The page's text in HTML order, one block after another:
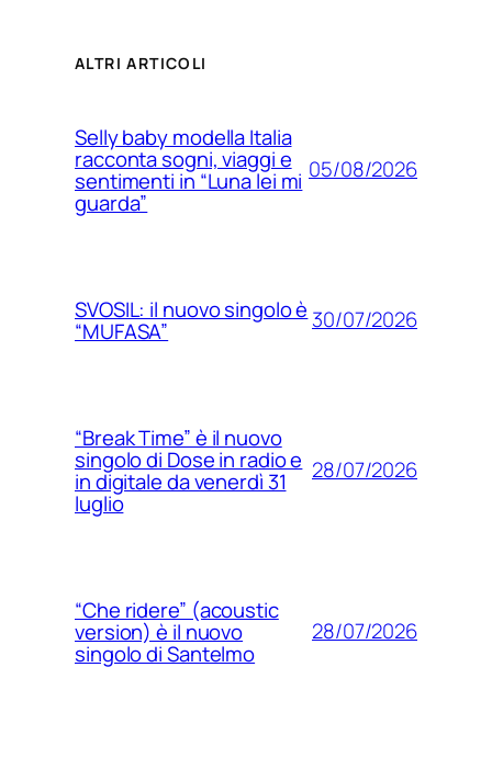
ALTRI ARTICOLI
Selly baby modella Italia
racconta sogni, viaggi e
sentimenti in “Luna lei mi
guarda”
05/08/2026
SVOSIL: il nuovo singolo è
“MUFASA” 30/07/2026
“Break Time” è il nuovo
singolo di Dose in radio e
in digitale da venerdì 31
luglio
28/07/2026
“Che ridere” (acoustic
version) è il nuovo
singolo di Santelmo
28/07/2026